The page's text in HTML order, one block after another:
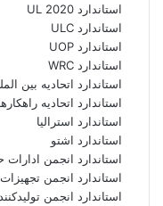
استاندارد UL 2020
استاندارد ULC
استاندارد UOP
استاندارد WRC
استاندارد اتحاديه بين
استاندارد اتحادیه
استاندارد استرالیا
استاندارد اشتو
استاندارد انجمن
استاندارد انجمن
استاندارد انجمن